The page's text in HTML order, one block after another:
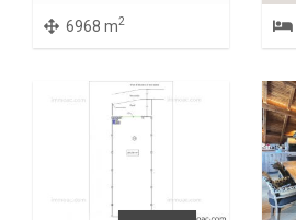
6968 m2